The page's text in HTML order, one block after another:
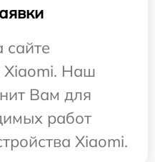
сайте
Xiaomi. Наш
Вам для
работ
Xiaomi.